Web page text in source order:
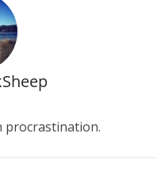
procrastination.